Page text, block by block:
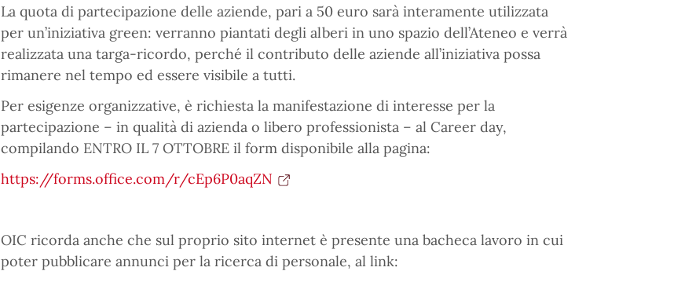
La quota di partecipazione delle aziende, pari a 50 euro sarà interamente utilizzata
per un’iniziativa green: verranno piantati degli alberi in uno spazio dell’Ateneo e verrà
realizzata una targa-ricordo, perché il contributo delle aziende all’iniziativa possa
rimanere nel tempo ed essere visibile a tutti.
Per esigenze organizzative, è richiesta la manifestazione di interesse per la
partecipazione – in qualità di azienda o libero professionista – al Career day,
compilando ENTRO IL 7 OTTOBRE il form disponibile alla pagina:
https://forms.office.com/r/cEp6P0aqZN
OIC ricorda anche che sul proprio sito internet è presente una bacheca lavoro in cui
poter pubblicare annunci per la ricerca di personale, al link: